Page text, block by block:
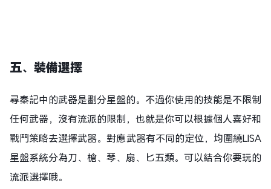
五、裝備選擇
尋秦記中的武器是劃分星盤的。不過你使用的技能是不限制
任何武器，沒有流派的限制，也就是你可以根據個人喜好和
戰鬥策略去選擇武器。對應武器有不同的定位，均圍繞LISA
星盤系統分為刀、槍、琴、扇、匕五類。可以結合你要玩的
流派選擇哦。